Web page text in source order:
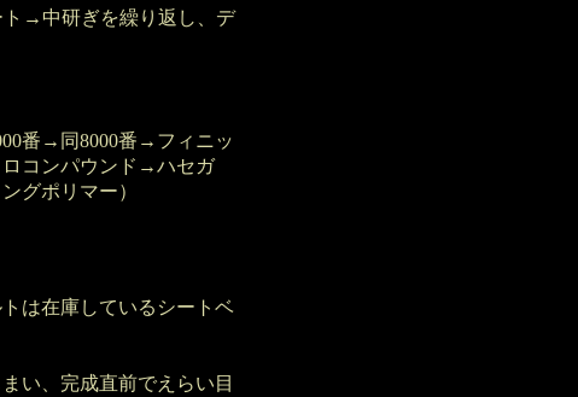
ト→中研ぎを繰り返し、デ
番→同8000番→フィニッ
コンパウンド→ハセガ
グポリマー）
は在庫しているシートベ
い、完成直前でえらい目